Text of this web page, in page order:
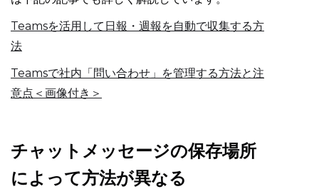
Teamsを活用して日報・週報を自動で収集する方
法
Teamsで社内「問い合わせ」を管理する方法と注
意点＜画像付き＞
チャットメッセージの保存場所
によって方法が異なる